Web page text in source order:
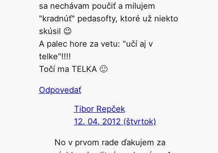
sa nechávam poučiť a milujem
"kradnúť" pedasofty, ktoré už niekto
skúsil 😉
A palec hore za vetu: "učí aj v
telke"!!!!
Točí ma TELKA 🙂
Odpovedať
Tibor Repček
12. 04. 2012 (štvrtok)
No v prvom rade ďakujem za